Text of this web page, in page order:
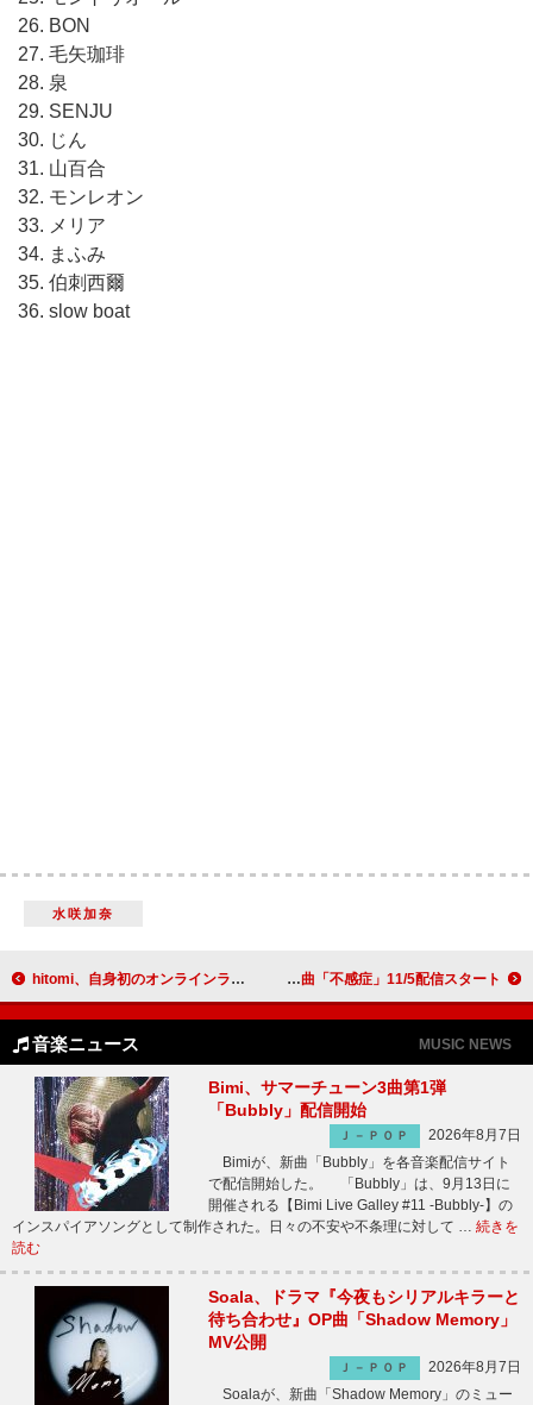
26. BON
27. 毛矢珈琲
28. 泉
29. SENJU
30. じん
31. 山百合
32. モンレオン
33. メリア
34. まふみ
35. 伯刺西爾
36. slow boat
水咲加奈
hitomi、自身初のオンラインライブで新曲「Stand by…」をサプライズ披露＆2026年3月にはリアルライブの開催も決定 クボタカイ、新作EP『服毒』配信リリース決定＆収録曲「不感症」11/5配信スタート
音楽ニュース MUSIC NEWS
Bimi、サマーチューン3曲第1弾
「Bubbly」配信開始
Ｊ－ＰＯＰ
2026年8月7日
Bimiが、新曲「Bubbly」を各音楽配信サイト
で配信開始した。 「Bubbly」は、9月13日に
開催される【Bimi Live Galley #11 -Bubbly-】の
インスパイアソングとして制作された。日々の不安や不条理に対して … 続きを
読む
Soala、ドラマ『今夜もシリアルキラーと
待ち合わせ』OP曲「Shadow Memory」
MV公開
Ｊ－ＰＯＰ
2026年8月7日
Soalaが、新曲「Shadow Memory」のミュー